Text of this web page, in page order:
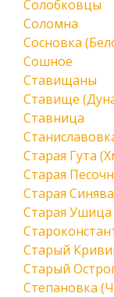
Солобковцы
Соломна
Сосновка
Сошное
Ставищаны
Ставище
Ставница
Старая Гута
Старая
Старая Синява
Старая Ушица
Старый
Старый
Степановка